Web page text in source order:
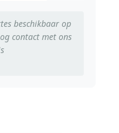
beschikbaar op
contact met ons